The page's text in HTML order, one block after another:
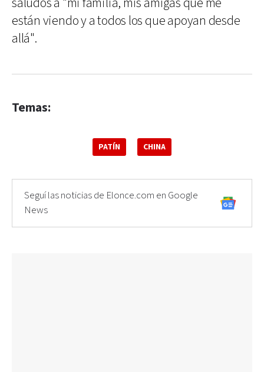
están viendo y a todos los que apoyan desde
allá".
Temas:
PATÍN CHINA
Seguí las noticias de Elonce.com en Google
News